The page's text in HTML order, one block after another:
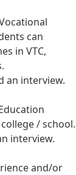
can
in VTC,
an interview.
/ school.
interview.
and/or